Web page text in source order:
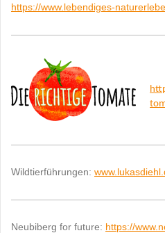
https://www.lebendiges-
Wildtierführungen:
Neubiberg for future: https://